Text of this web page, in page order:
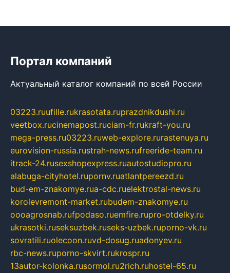
Портал компаний
Актуальный каталог компаний по всей России
03223.ruufille.rukrasotata.ruprazdnikdushi.ru
veetbox.rucinemapost.ruciam-fr.rukraft-you.ru
mega-press.ru03223.ruweb-explore.rurastenuya.ru
eurovision-russia.rustrah-news.rufreeride-team.ru
itrack-24.rusexshopexpress.ruautostudiopro.ru
alabuga-cityhotel.rupornv.ruatlantpereezd.ru
bud-em-znakomye.rua-cdc.ruelektrostal-news.ru
korolevremont-market.rubudem-znakomye.ru
oooagrosnab.rufpodaso.ruemfire.rupro-otdelky.ru
ukrasotki.ruseksuzbek.ruseks-uzbek.ruporno-vk.ru
sovratili.ruolecoon.ruvd-dosug.ruadonyev.ru
rbc-news.ruporno-skvirt.rukrospr.ru
13autor-kolonka.rusormol.ru2rich.ruhostel-65.ru